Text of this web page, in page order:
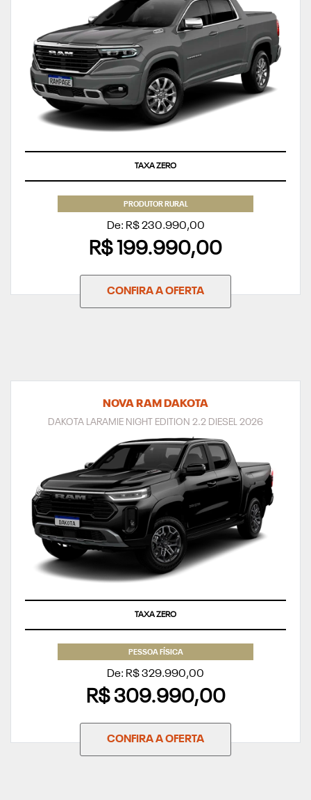
TAXA ZERO
PRODUTOR RURAL
De: R$ 230.990,00
R$ 199.990,00
CONFIRA A OFERTA
NOVA RAM DAKOTA
DAKOTA LARAMIE NIGHT EDITION 2.2 DIESEL 2026
TAXA ZERO
PESSOA FÍSICA
De: R$ 329.990,00
R$ 309.990,00
CONFIRA A OFERTA